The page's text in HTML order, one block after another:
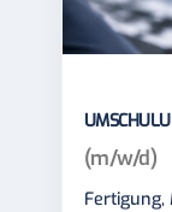
(m/w/d)
Fertigung,